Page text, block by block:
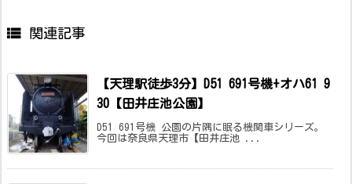
 関連記事
【天理駅徒歩3分】D51 691号機+オハ61 9
30【田井庄池公園】
D51 691号機 公園の片隅に眠る機関車シリーズ。
今回は奈良県天理市【田井庄池 ...